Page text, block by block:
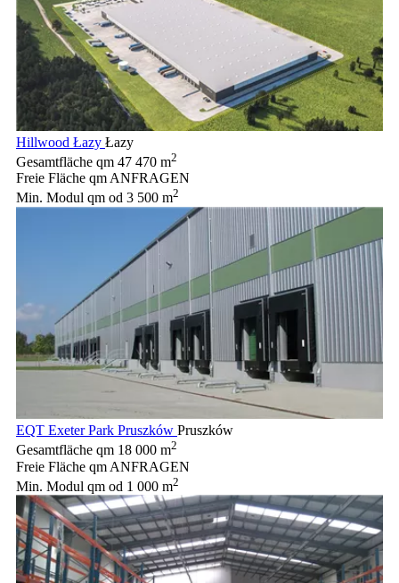
Hillwood Łazy Łazy
Gesamtfläche qm 47 470 m2
Freie Fläche qmANFRAGEN
Min. Modul qm od 3 500 m2
EQT Exeter Park Pruszków Pruszków
Gesamtfläche qm 18 000 m2
Freie Fläche qm ANFRAGEN
Min. Modul qm od 1 000 m2